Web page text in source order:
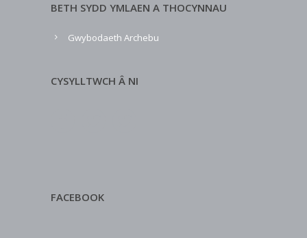
BETH SYDD YMLAEN A THOCYNNAU
Gwybodaeth Archebu
CYSYLLTWCH Â NI
FACEBOOK